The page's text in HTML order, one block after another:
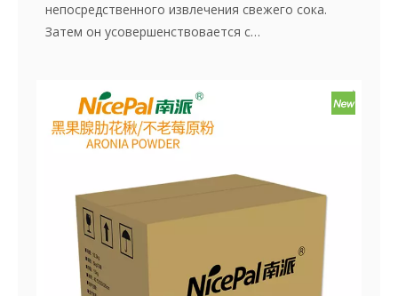
непосредственного извлечения свежего сока.
Затем он усовершенствовается с
и аромат ягод асаи. Порошок растворяется
мгновенно, удобен в использовании и является
отличным пищевым ингредиентом. Нет добавок,